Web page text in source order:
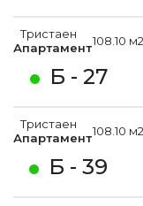
Б - 27
Тристаен
Апартамент108.10 м2
Б - 39
Тристаен
Апартамент108.10 м2